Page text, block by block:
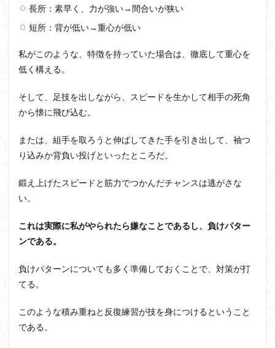
長所：素早く、力が強い→間合いが狭い
短所：背が低い→重心が低い
私がこのような、特徴を持っていた場合は、徹底して重心を
低く構える。
そして、足技を出しながら、スピードを生かして相手の死角
から懐に飛び込む。
または、組手を取ろうと伸ばしてきた手を引き出して、袖つ
り込みか背負い投げといったところだ。
鍛え上げたスピードと筋力でつかんだチャンスは逃がさな
い。
これは実際に私がやられたら嫌なことであるし、負けパター
ンである。
負けパターンについても多く準備しておくことで、対策が打
てる。
このような積み重ねと反復練習が技を身につけるということ
である。